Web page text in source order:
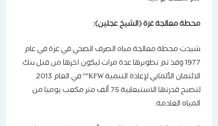
محطة معالجة غزة (الشيخ عجلين):
شيدت محطة معالجة مياه الصرف الصحي في غزة في عام
1977 وقد تم تطويرها عدة مرات ليكون اخرها من قبل بنك
الائتمان الألماني لإعادة التنمية KFW"" في العام 2013
لتصبح قدرتها الاستيعابية 75 ألف متر مكعب يوميا من
المياه العادمة.